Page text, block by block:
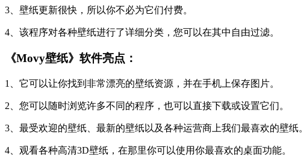
3、壁纸更新很快，所以你不必为它们付费。
4、该程序对各种壁纸进行了详细分类，您可以在其中自由过滤。
《Movy壁纸》软件亮点：
1、它可以让你找到非常漂亮的壁纸资源，并在手机上保存图片。
2、您可以随时浏览许多不同的程序，也可以直接下载或设置它们。
3、最受欢迎的壁纸、最新的壁纸以及各种运营商上我们最喜欢的壁纸。
4、观看各种高清3D壁纸，在那里你可以使用你最喜欢的桌面功能。